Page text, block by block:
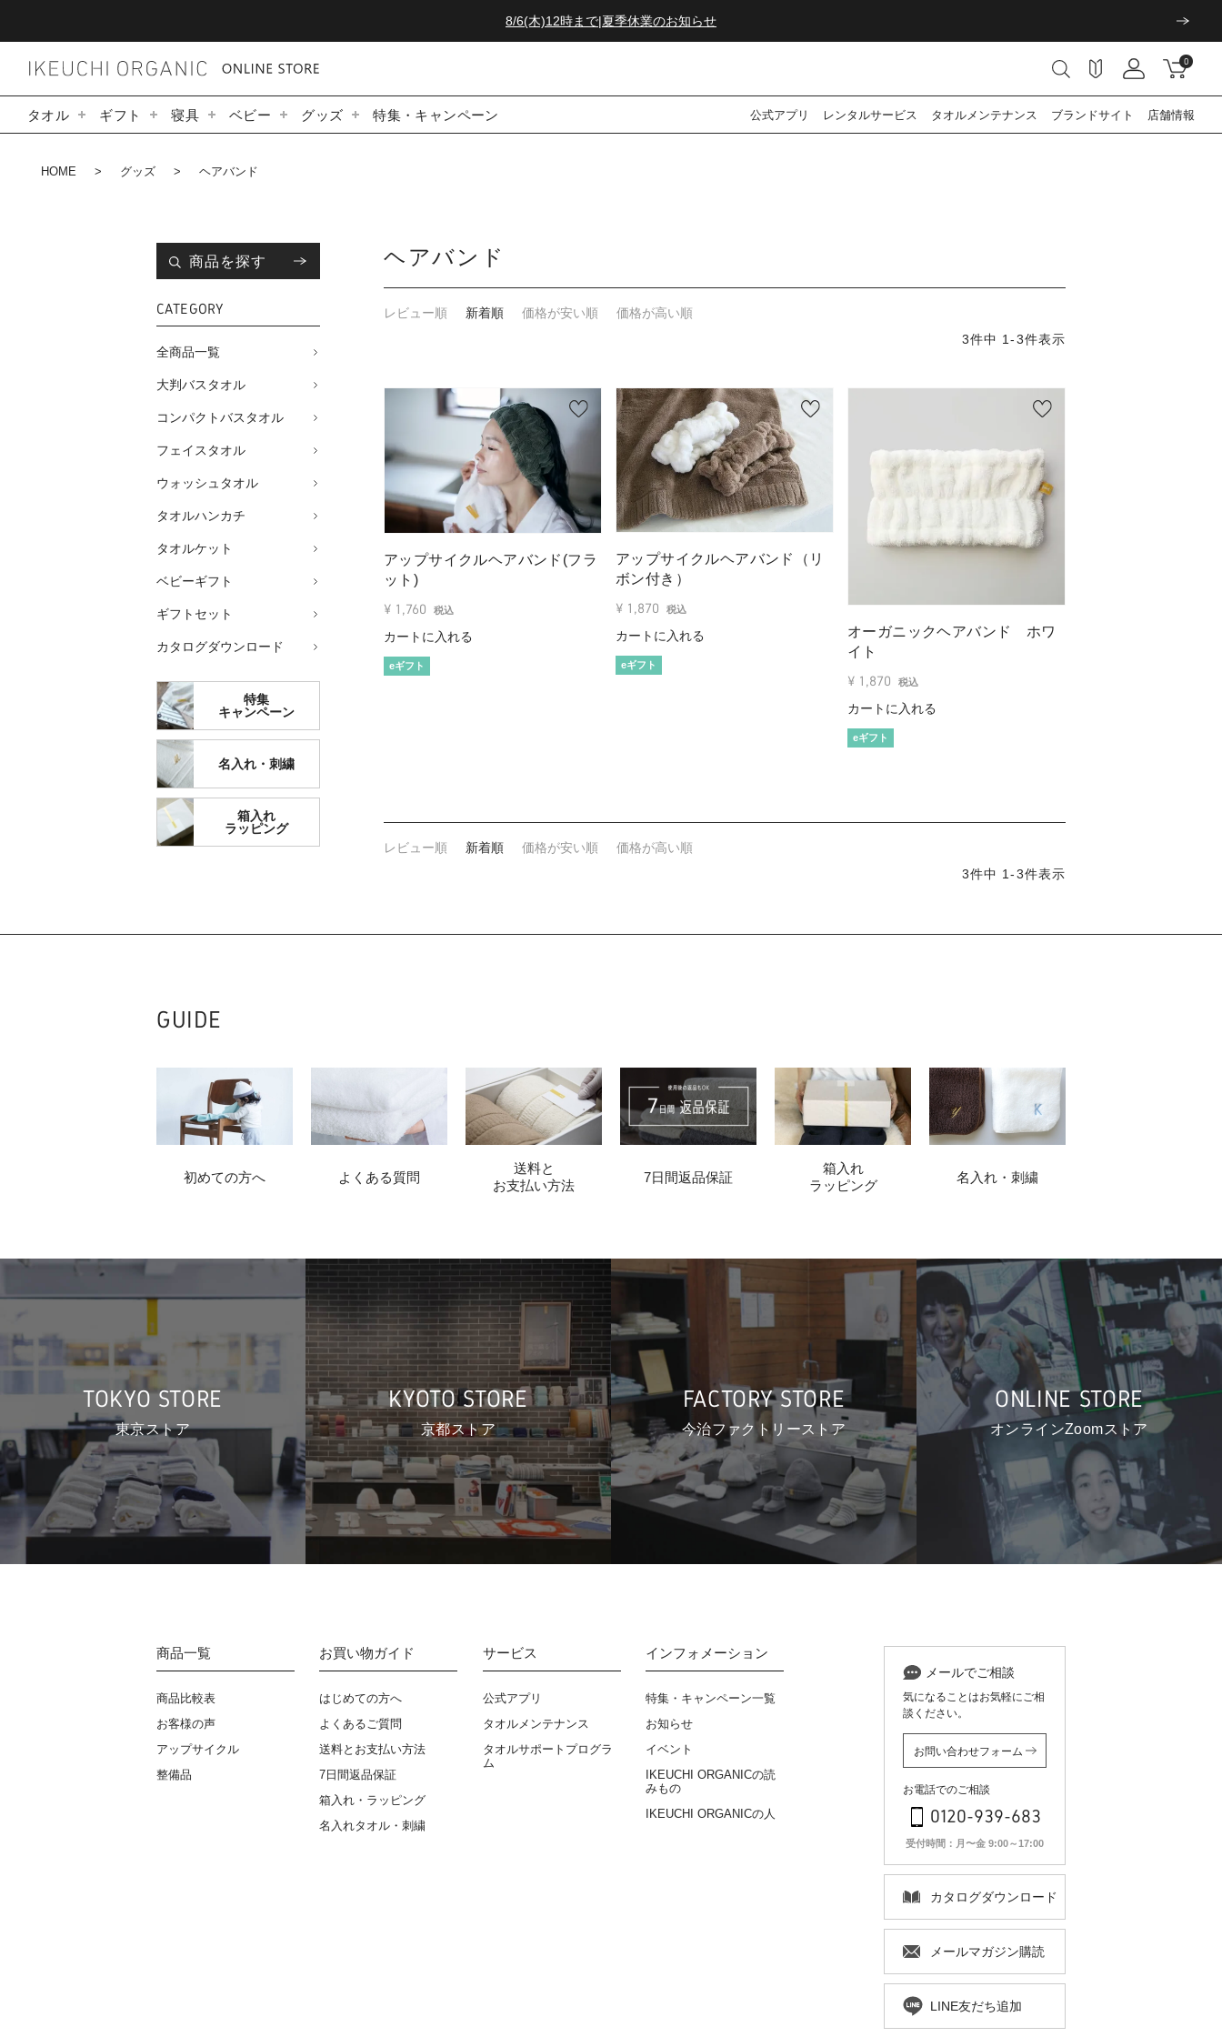
8/6(木)12時まで|夏季休業のお知らせ
0
タオル ギフト 寝具 ベビー グッズ 特集・キャンペーン 公式アプリ レンタルサービス タオル メンテナンス ブランドサイト 店舗情報
HOME グッズ ヘアバンド
商品を探す
CATEGORY
全商品一覧
大判バスタオル
コンパクトバスタオル
フェイスタオル
ウォッシュタオル
タオルハンカチ
タオルケット
ベビーギフト
ギフトセット
カタログダウンロード
特集
キャンペーン
名入れ・刺繍
箱入れ
ラッピング
ヘアバンド
レビュー順 新着順 価格が安い順
価格が高い順
3件中 1-3件表示
アップサイクルヘアバンド(フラ
ット)
¥ 1,760 税込
カートに入れる
eギフト
アップサイクルヘアバンド（リ
ボン付き）
¥ 1,870 税込
カートに入れる
eギフト
オーガニックヘアバンド ホワ
イト
¥ 1,870 税込
カートに入れる
eギフト
レビュー順 新着順 価格が安い順
価格が高い順
3件中 1-3件表示
GUIDE
初めての方へ よくある質問
送料と
お支払い方法
7日間返品保証
箱入れ
ラッピング
名入れ・刺繍
TOKYO STORE
東京ストア
KYOTO STORE
京都ストア
FACTORY STORE
今治ファクトリーストア
ONLINE STORE
オンラインZoomストア
商品一覧
商品比較表
お客様の声
アップサイクル
整備品
お買い物ガイド
はじめての方へ
よくあるご質問
送料とお支払い方法
7日間返品保証
箱入れ・ラッピング
名入れタオル・刺繍
サービス
公式アプリ
タオルメンテナンス
タオルサポートプログラ
ム
インフォメーション
特集・キャンペーン一覧
お知らせ
イベント
IKEUCHI ORGANICの読
みもの
IKEUCHI ORGANICの人
メールでご相談
気になることはお気軽にご相
談ください。
お問い合わせフォーム
お電話でのご相談
0120-939-683
受付時間：月〜金 9:00～17:00
カタログダウンロード
メールマガジン購読
LINE友だち追加